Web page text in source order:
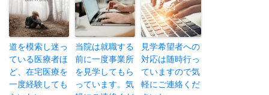
道を模索し迷っ
ている医療者ほ
ど、在宅医療を
一度経験しても
当院は就職する
前に一度事業所
を見学してもら
っています。気
見学希望者への
対応は随時行っ
ていますので気
軽にご連絡くだ